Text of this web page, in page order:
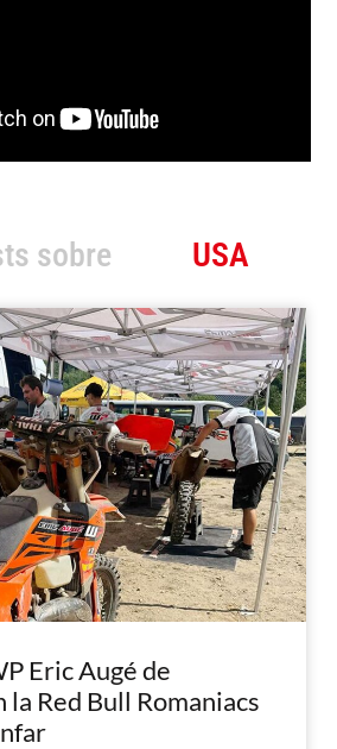
sobre USA
Eric Augé de
la Red Bull Romaniacs